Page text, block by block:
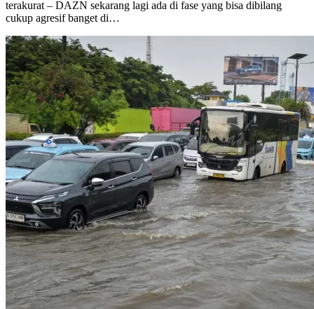
terakurat – DAZN sekarang lagi ada di fase yang bisa dibilang
cukup agresif banget di…